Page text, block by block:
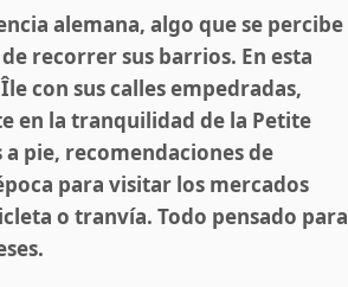
alemana, algo que se percibe
recorrer sus barrios. En esta
con sus calles empedradas,
en la tranquilidad de la Petite
pie, recomendaciones de
para visitar los mercados
o tranvía. Todo pensado para